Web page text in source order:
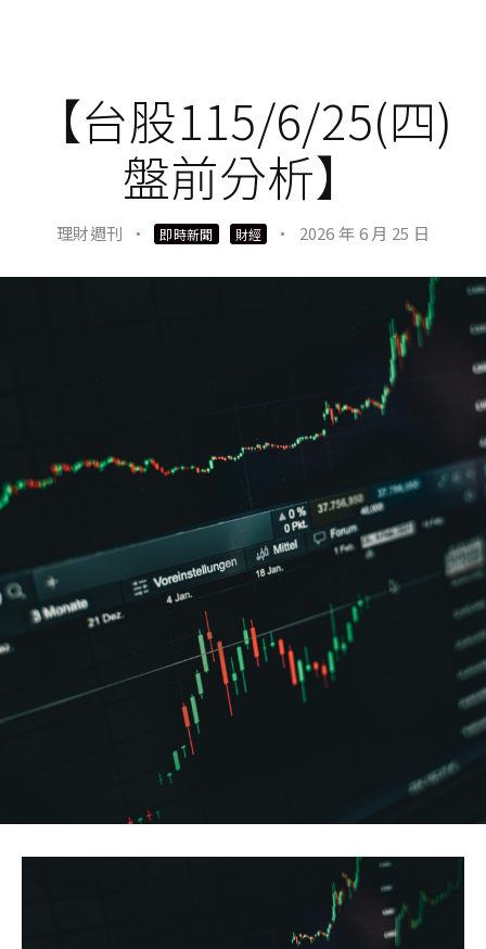
【台股115/6/25(四)
盤前分析】
理財週刊 · 即時新聞 財經 · 2026 年 6 月 25 日